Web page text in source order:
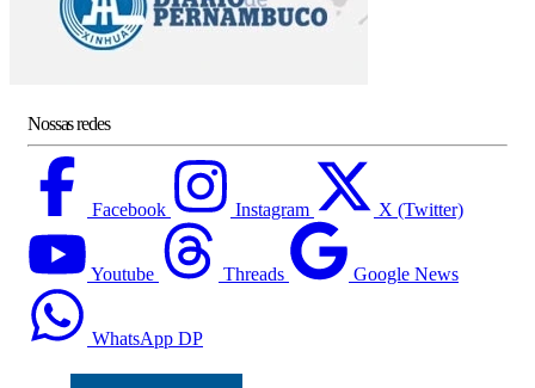
Nossas redes
Facebook Instagram X (Twitter)
Youtube Threads Google News
WhatsApp DP